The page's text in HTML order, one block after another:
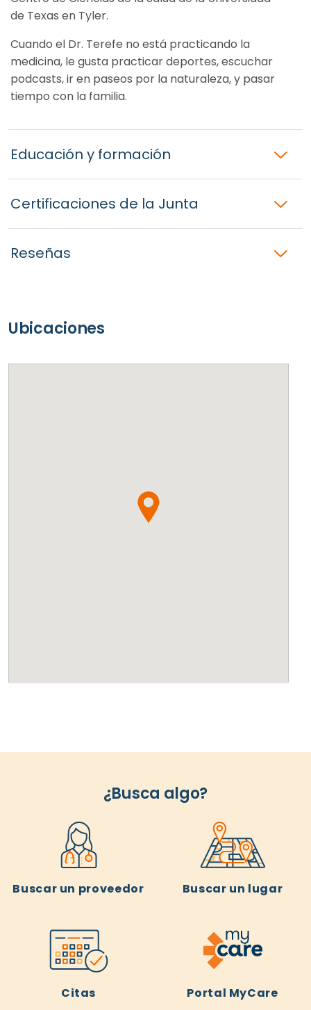
de Texas en Tyler.
Cuando el Dr. Terefe no está practicando la
medicina, le gusta practicar deportes, escuchar
podcasts, ir en paseos por la naturaleza, y pasar
tiempo con la familia.
Educación y formación
Certificaciones de la Junta
Reseñas
Ubicaciones
¿Busca algo?
Buscar un proveedor Buscar un lugar
Citas Portal MyCare